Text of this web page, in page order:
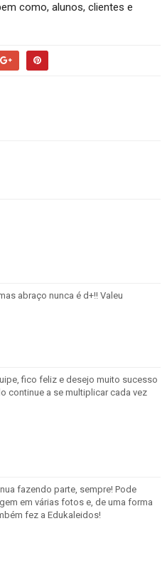
como, alunos, clientes e
abraço nunca é d+!! Valeu
fico feliz e desejo muito sucesso
continue a se multiplicar cada vez
fazendo parte, sempre! Pode
em várias fotos e, de uma forma
fez a Edukaleidos!